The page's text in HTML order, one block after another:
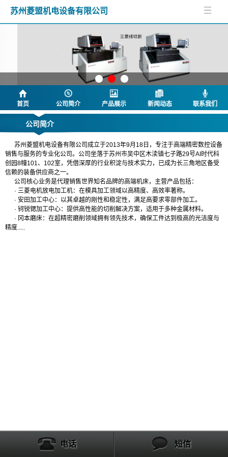
苏州菱盟机电设备有限公司
首页 公司简介 产品展示 新闻动态 联系我们
公司简介
苏州菱盟机电设备有限公司成立于2013年9月18日，专注于高端精密数控设备
销售与服务的专业化公司。公司坐落于苏州市吴中区木渎镇七子路29号AI时代科
创园8幢101、102室，凭借深厚的行业积淀与技术实力，已成为长三角地区备受
信赖的装备供应商之一。
公司核心业务是代理销售世界知名品牌的高端机床，主营产品包括：
· 三菱电机放电加工机：在模具加工领域以高精度、高效率著称。
· 安田加工中心：以其卓越的刚性和稳定性，满足高要求零部件加工。
· 钶锐锶加工中心：提供高性能的切削解决方案，适用于多种金属材料。
· 冈本磨床：在超精密磨削领域拥有领先技术，确保工件达到极高的光洁度与
精度.....
电话 短信